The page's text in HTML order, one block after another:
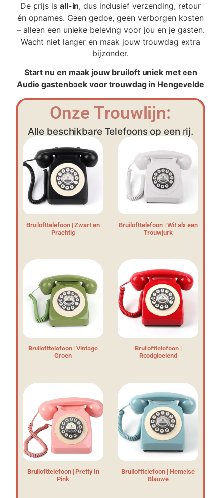
De prijs is all-in, dus inclusief verzending, retour
én opnames. Geen gedoe, geen verborgen kosten
– alleen een unieke beleving voor jou en je gasten.
Wacht niet langer en maak jouw trouwdag extra
bijzonder.
Start nu en maak jouw bruiloft uniek met een
Audio gastenboek voor trouwdag in Hengevelde
Onze Trouwlijn:
Alle beschikbare Telefoons op een rij.
Bruilofttelefoon | Zwart en
Prachtig
Bruilofttelefoon | Wit als een
Trouwjurk
Bruilofttelefoon | Vintage
Groen
Bruilofttelefoon |
Roodgloeiend
Bruilofttelefoon | Pretty In
Pink
Bruilofttelefoon | Hemelse
Blauwe